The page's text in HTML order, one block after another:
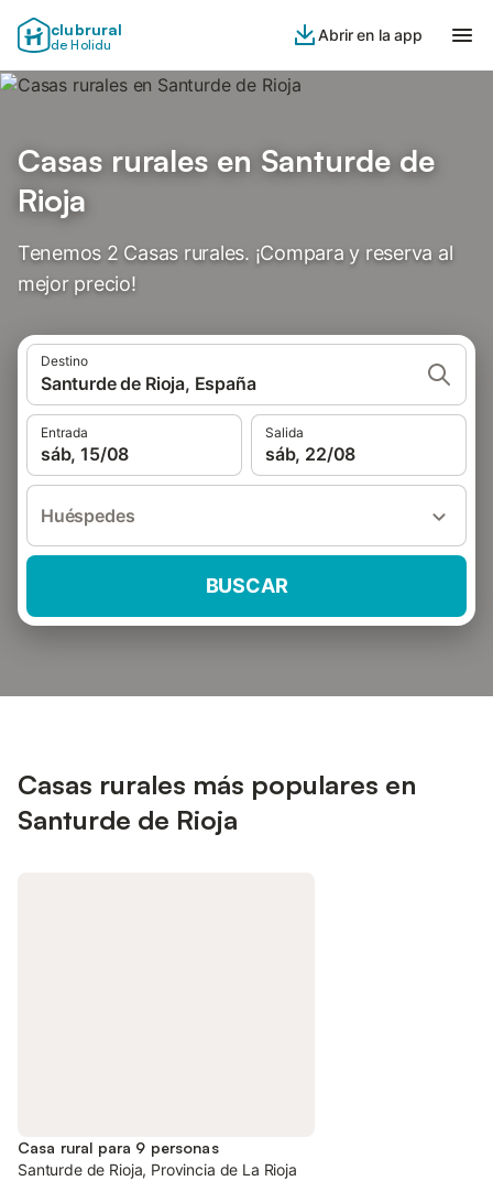
clubrural
de Holidu
Abrir en la app
Casas rurales en Santurde de
Rioja
Tenemos 2 Casas rurales. ¡Compara y reserva al
mejor precio!
Destino
Santurde de Rioja, España
Entrada
sáb, 15/08
Salida
sáb, 22/08
Huéspedes
BUSCAR
Casas rurales más populares en
Santurde de Rioja
Casa rural para 9 personas
Santurde de Rioja, Provincia de La Rioja